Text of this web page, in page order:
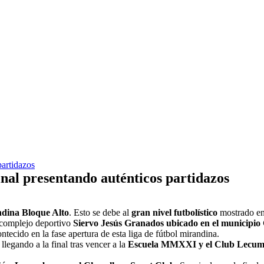
presentando auténticos partidazos
Bloque Alto. Esto se debe al gran nivel futbolístico mostrado
deportivo Siervo Jesús Granados ubicado en el
en la fase apertura de esta liga de fútbol mirandina.
llegando a la final tras vencer a la Escuela MMXXI y el Club